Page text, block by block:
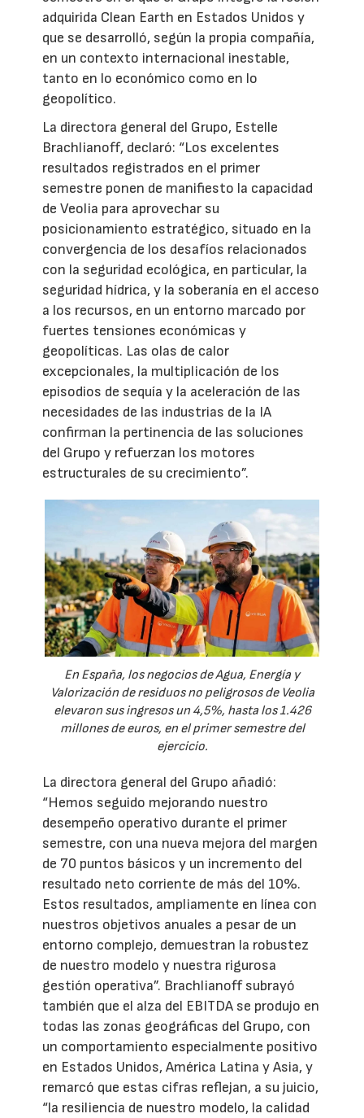
adquirida Clean Earth en Estados Unidos y
que se desarrolló, según la propia compañía,
en un contexto internacional inestable,
tanto en lo económico como en lo
geopolítico.
La directora general del Grupo, Estelle
Brachlianoff, declaró: “Los excelentes
resultados registrados en el primer
semestre ponen de manifiesto la capacidad
de Veolia para aprovechar su
posicionamiento estratégico, situado en la
convergencia de los desafíos relacionados
con la seguridad ecológica, en particular, la
seguridad hídrica, y la soberanía en el acceso
a los recursos, en un entorno marcado por
fuertes tensiones económicas y
geopolíticas. Las olas de calor
excepcionales, la multiplicación de los
episodios de sequía y la aceleración de las
necesidades de las industrias de la IA
confirman la pertinencia de las soluciones
del Grupo y refuerzan los motores
estructurales de su crecimiento”.
En España, los negocios de Agua, Energía y
Valorización de residuos no peligrosos de Veolia
elevaron sus ingresos un 4,5%, hasta los 1.426
millones de euros, en el primer semestre del
ejercicio.
La directora general del Grupo añadió:
“Hemos seguido mejorando nuestro
desempeño operativo durante el primer
semestre, con una nueva mejora del margen
de 70 puntos básicos y un incremento del
resultado neto corriente de más del 10%.
Estos resultados, ampliamente en línea con
nuestros objetivos anuales a pesar de un
entorno complejo, demuestran la robustez
de nuestro modelo y nuestra rigurosa
gestión operativa”. Brachlianoff subrayó
también que el alza del EBITDA se produjo en
todas las zonas geográficas del Grupo, con
un comportamiento especialmente positivo
en Estados Unidos, América Latina y Asia, y
remarcó que estas cifras reflejan, a su juicio,
“la resiliencia de nuestro modelo, la calidad